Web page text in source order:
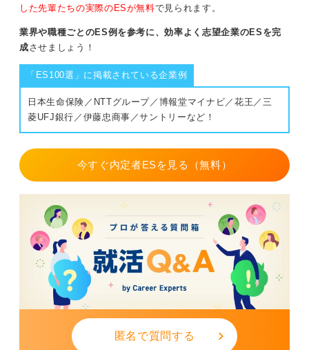
0
した先輩たちの実際のESが無料で見られます。
業界や職種ごとのES例を参考に、効率よく志望企業のESを完
成させましょう！
「ES100選」に掲載されている企業例
日本生命保険／NTTグループ／博報堂マイナビ／花王／三
菱UFJ銀行／伊藤忠商事／サントリーなど！
今すぐ内定者ESを見る（無料）
匿名で質問する